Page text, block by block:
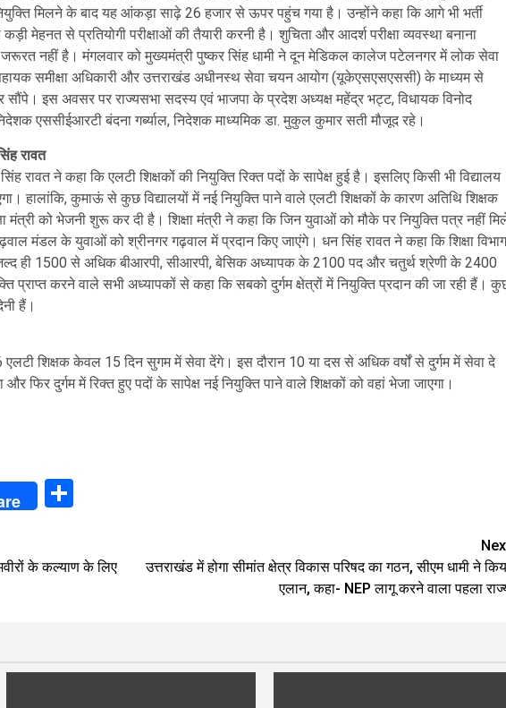
मिलने के बाद यह आंकड़ा साढ़े 26 हजार से ऊपर पहुंच गया है। उन्होंने कहा कि आगे भी भर्ती
मेहनत से प्रतियोगी परीक्षाओं की तैयारी करनी है। शुचिता और आदर्श परीक्षा व्यवस्था बनाना
नहीं है। मंगलवार को मुख्यमंत्री पुष्कर सिंह धामी ने दून मेडिकल कालेज पटेलनगर में लोक सेवा
समीक्षा अधिकारी और उत्तराखंड अधीनस्थ सेवा चयन आयोग (यूकेएसएसएससी) के माध्यम से
इस अवसर पर राज्यसभा सदस्य एवं भाजपा के प्रदेश अध्यक्ष महेंद्र भट्ट, विधायक विनोद
एससीईआरटी बंदना गर्ब्याल, निदेशक माध्यमिक डा. मुकुल कुमार सती मौजूद रहे।
रावत
रावत ने कहा कि एलटी शिक्षकों की नियुक्ति रिक्त पदों के सापेक्ष हुई है। इसलिए किसी भी विद्यालय
हालांकि, कुमाऊं से कुछ विद्यालयों में नई नियुक्ति पाने वाले एलटी शिक्षकों के कारण अतिथि शिक्षक
मंत्री को भेजनी शुरू कर दी है। शिक्षा मंत्री ने कहा कि जिन युवाओं को मौके पर नियुक्ति पत्र नहीं
मंडल के युवाओं को श्रीनगर गढ़वाल में प्रदान किए जाएंगे। धन सिंह रावत ने कहा कि शिक्षा विभाग
जल्द ही 1500 से अधिक बीआरपी, सीआरपी, बेसिक अध्यापक के 2100 पद और चतुर्थ श्रेणी के 2400
प्राप्त करने वाले सभी अध्यापकों से कहा कि सबको दुर्गम क्षेत्रों में नियुक्ति प्रदान की जा रही हैं।
हैं।
एलटी शिक्षक केवल 15 दिन सुगम में सेवा देंगे। इस दौरान 10 या दस से अधिक वर्षों से दुर्गम में सेवा दे
फिर दुर्गम में रिक्त हुए पदों के सापेक्ष नई नियुक्ति पाने वाले शिक्षकों को वहां भेजा जाएगा।
के कल्याण के लिए
उत्तराखंड में होगा सीमांत क्षेत्र विकास परिषद का गठन, सीएम धामी ने
एलान, कहा- NEP लागू करने वाला पहला